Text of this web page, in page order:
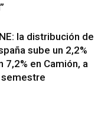
la distribución de
sube un 2,2%
7,2% en Camión, a